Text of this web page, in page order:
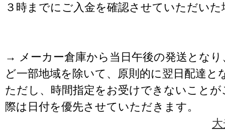
３時までにご入金を確認させていただいた
→ メーカー倉庫から当日午後の発送となり
ど一部地域を除いて、原則的に翌日配達と
ただし、時間指定をお受けできないこと
際は日付を優先させていただきます。